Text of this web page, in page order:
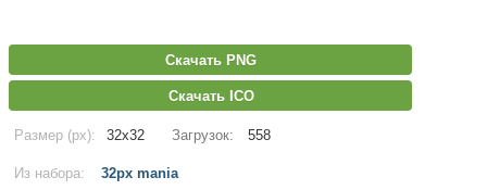
Скачать PNG
Скачать ICO
Размер (px): 32x32 Загрузок: 558
Из набора: 32px mania